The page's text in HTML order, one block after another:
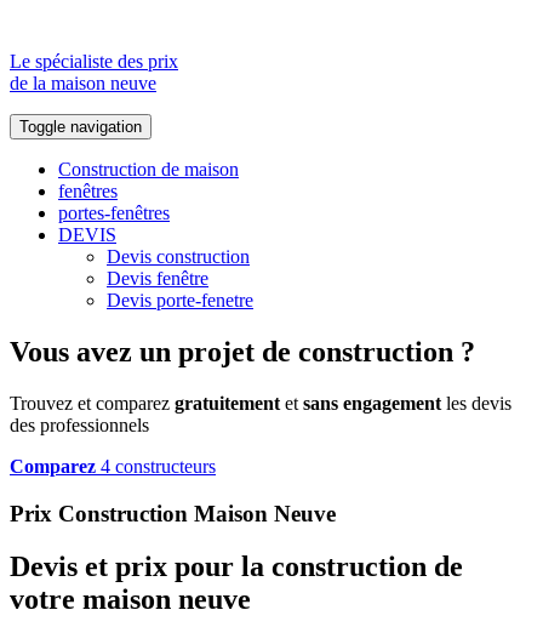
Le spécialiste des prix
de la maison neuve
Toggle navigation
Construction de maison
fenêtres
portes-fenêtres
DEVIS
Devis construction
Devis fenêtre
Devis porte-fenetre
Vous avez un projet de construction ?
Trouvez et comparez gratuitement et sans engagement les devis
des professionnels
Comparez 4 constructeurs
Prix Construction Maison Neuve
Devis et prix pour la construction de
votre maison neuve